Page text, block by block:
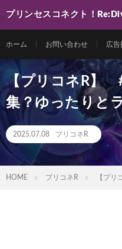
プリンセスコネクト！
ホーム お問い合わせ 広告
【プリコネR】
集？ゆったりと
2025.07.08 プリコネR
HOME プリコネR 【プ